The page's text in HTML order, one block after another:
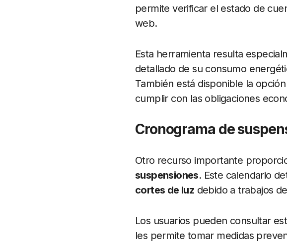
permite verificar el estado de
web.
Esta herramienta resulta
detallado de su consumo
También está disponible la
cumplir con las obligaciones
Cronograma de
Otro recurso importante
suspensiones. Este calendario
cortes de luz debido a trabajos
Los usuarios pueden consultar
les permite tomar medidas